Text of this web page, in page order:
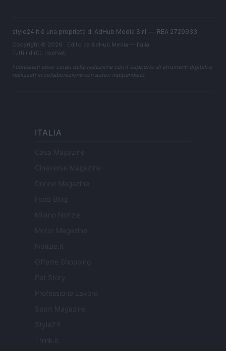
style24.it è una proprietà di AdHub Media S.r.l. — REA 2729933
Copyright © 2026 · Edito da AdHub Media — Italia
Tutti i diritti riservati
I contenuti sono curati dalla redazione con il supporto di strumenti digitali e
realizzati in collaborazione con autori indipendenti.
ITALIA
Casa Magazine
Cineverse Magazine
Donne Magazine
Food Blog
Milano Notizie
Motor Magazine
Notizie.it
Offerte Shopping
Pet Story
Professione Lavoro
Sport Magazine
Style24
Think.it